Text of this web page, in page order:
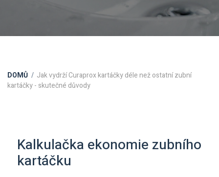
DOMŮ
Jak vydrží Curaprox kartáčky déle než ostatní zubní
kartáčky - skutečné důvody
Kalkulačka ekonomie zubního
kartáčku